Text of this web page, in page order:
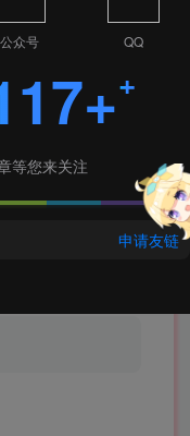
公众号 QQ
等您来关注
申请友链